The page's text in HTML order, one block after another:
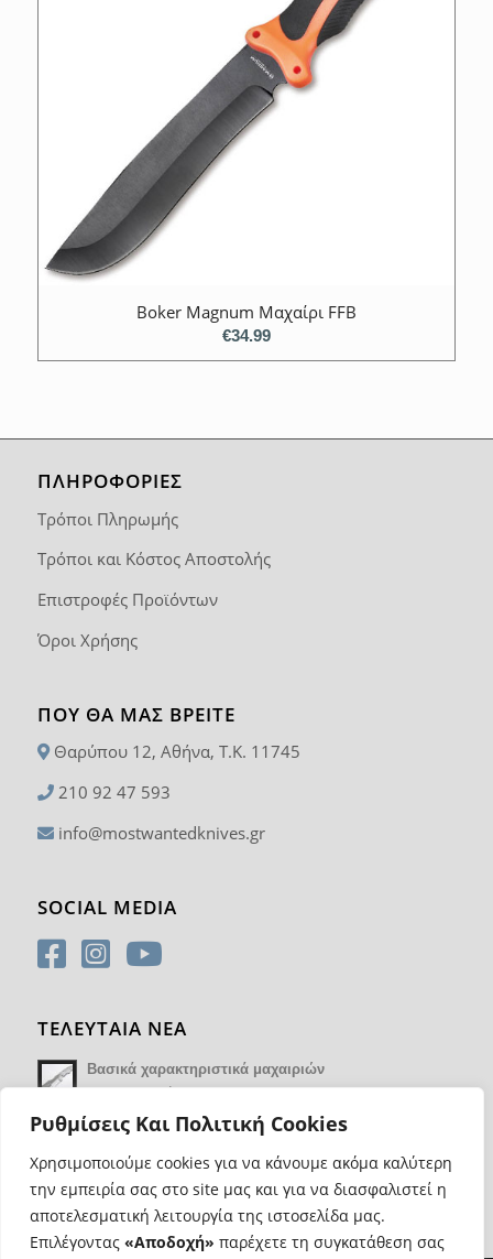
Ρυθμίσεις Και Πολιτική Cookies
Χρησιμοποιούμε cookies για να κάνουμε ακόμα καλύτερη
την εμπειρία σας στο site μας και για να διασφαλιστεί η
αποτελεσματική λειτουργία της ιστοσελίδα μας.
Επιλέγοντας «Αποδοχή» παρέχετε τη συγκατάθεση σας
Boker Magnum Μαχαίρι FFB
€34.99
ΠΛΗΡΟΦΟΡΙΕΣ
Τρόποι Πληρωμής
Τρόποι και Κόστος Αποστολής
Επιστροφές Προϊόντων
Όροι Χρήσης
ΠΟΥ ΘΑ ΜΑΣ ΒΡΕΊΤΕ
Θαρύπου 12, Αθήνα, T.K. 11745
210 92 47 593
info@mostwantedknives.gr
SOCIAL MEDIA
ΤΕΛΕΥΤΑΙΑ ΝΕΑ
Βασικά χαρακτηριστικά μαχαιριών
14 Φεβρουαρίου 2018 - 17:21